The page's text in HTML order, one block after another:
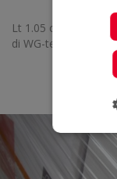
Lt 1.05 circa per
di WG-tex PLUS si